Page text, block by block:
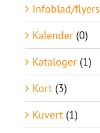
Infoblad/flyers
Kalender (0)
Kataloger (1)
Kort (3)
Kuvert (1)